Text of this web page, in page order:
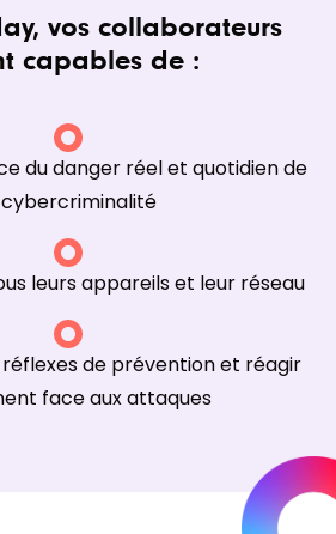
vos collaborateurs
capables de :
du danger réel et quotidien de
leurs appareils et leur réseau
de prévention et réagir
face aux attaques